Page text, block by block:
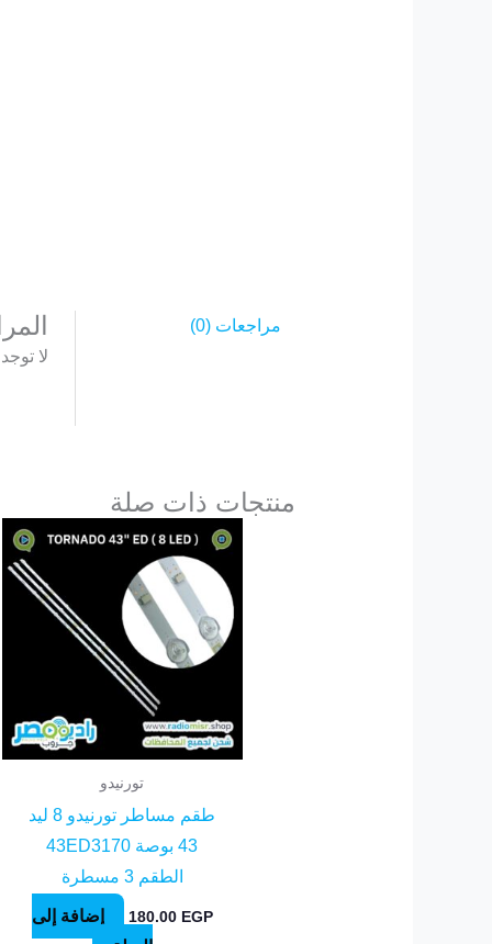
مراجعات (0)
لا
منتجات ذات صلة
تورنيدو
طقم مساطر تورنيدو 8 ليد
43 بوصة 43ED3170
الطقم 3 مسطرة
180.00 EGP
إضافة إلى